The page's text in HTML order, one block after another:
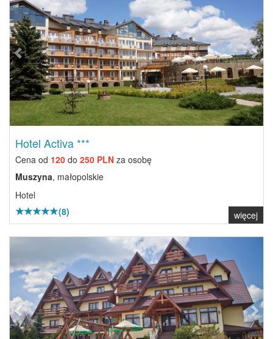
Hotel Activa ***
Cena od 120 do 250 PLN za osobę
Muszyna, małopolskie
Hotel
(8)
więcej